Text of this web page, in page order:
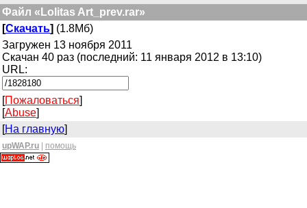
Файл «Lolitas Art_prev.rar»
[Скачать] (1.8Мб)
Загружен 13 ноября 2011
Скачан 40 раз (последний: 11 января 2012 в 13:10)
URL:
[Пожаловаться]
[Abuse]
[На главную]
upWAP.ru помощь